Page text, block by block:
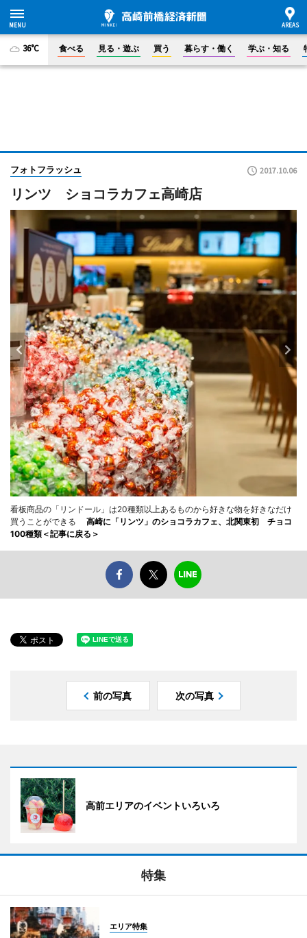
36°C 食べる 見る・遊ぶ 買う 暮らす・働く 学ぶ・知る
フォトフラッシュ 2017.10.06
リンツ ショコラカフェ高崎店
看板商品の「リンドール」は20種類以上あるものから好きな物を好きなだけ
買うことができる
高崎に「リンツ」のショコラカフェ、北関東初 チョコ
100種類＜記事に戻る＞
前の写真 次の写真
高前エリアのイベントいろいろ
特集
エリア特集